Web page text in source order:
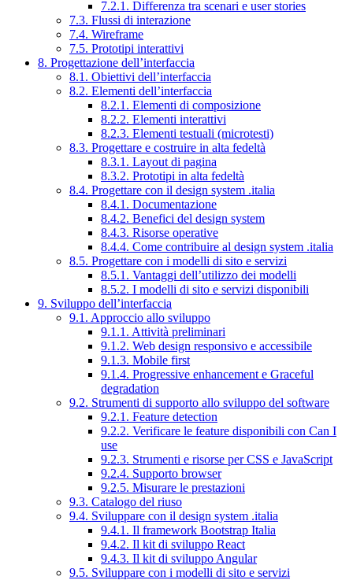
7.2.1. Differenza tra scenari e user stories
7.3. Flussi di interazione
7.4. Wireframe
7.5. Prototipi interattivi
8. Progettazione dell’interfaccia
8.1. Obiettivi dell’interfaccia
8.2. Elementi dell’interfaccia
8.2.1. Elementi di composizione
8.2.2. Elementi interattivi
8.2.3. Elementi testuali (microtesti)
8.3. Progettare e costruire in alta fedeltà
8.3.1. Layout di pagina
8.3.2. Prototipi in alta fedeltà
8.4. Progettare con il design system .italia
8.4.1. Documentazione
8.4.2. Benefici del design system
8.4.3. Risorse operative
8.4.4. Come contribuire al design system .italia
8.5. Progettare con i modelli di sito e servizi
8.5.1. Vantaggi dell’utilizzo dei modelli
8.5.2. I modelli di sito e servizi disponibili
9. Sviluppo dell’interfaccia
9.1. Approccio allo sviluppo
9.1.1. Attività preliminari
9.1.2. Web design responsivo e accessibile
9.1.3. Mobile first
9.1.4. Progressive enhancement e Graceful
degradation
9.2. Strumenti di supporto allo sviluppo del software
9.2.1. Feature detection
9.2.2. Verificare le feature disponibili con Can I
use
9.2.3. Strumenti e risorse per CSS e JavaScript
9.2.4. Supporto browser
9.2.5. Misurare le prestazioni
9.3. Catalogo del riuso
9.4. Sviluppare con il design system .italia
9.4.1. Il framework Bootstrap Italia
9.4.2. Il kit di sviluppo React
9.4.3. Il kit di sviluppo Angular
9.5. Sviluppare con i modelli di sito e servizi